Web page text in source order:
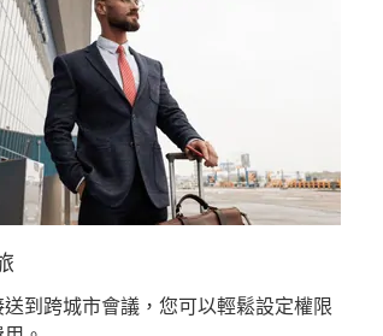
到跨城市會議，您可以輕鬆設定權限